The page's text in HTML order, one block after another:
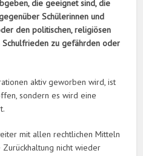
die geeignet sind, die
Schülerinnen und
den politischen, religiösen
Schulfrieden zu gefährden oder
aktiv geworben wird, ist
sondern es wird eine
mit allen rechtlichen Mitteln
nicht wieder